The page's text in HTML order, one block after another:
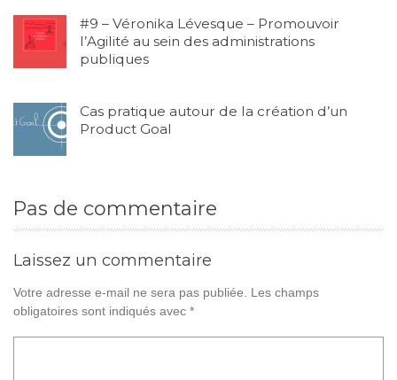
#9 – Véronika Lévesque – Promouvoir
l’Agilité au sein des administrations
publiques
Cas pratique autour de la création d’un
Product Goal
Pas de commentaire
Laissez un commentaire
Votre adresse e-mail ne sera pas publiée.
Les champs
obligatoires sont indiqués avec *